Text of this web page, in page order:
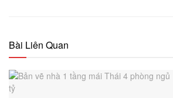
Bài Liên Quan